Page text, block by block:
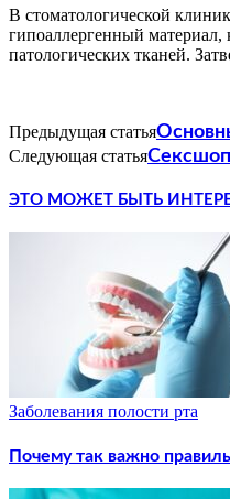
В стоматологической
гипоаллергенный материал,
патологических тканей.
Предыдущая статья
Следующая статьяСексшоп
ЭТО МОЖЕТ БЫТЬ
Заболевания полости рта
Почему так важно